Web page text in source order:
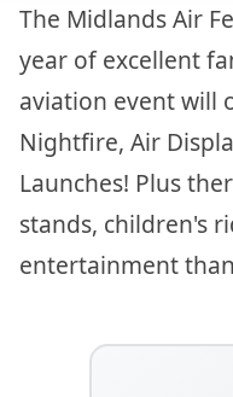
The Midlands Air
year of excellent
aviation event will
Nightfire, Air
Launches! Plus
stands, children's
entertainment